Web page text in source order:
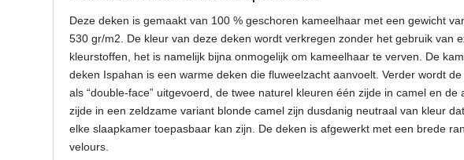
Deze deken is gemaakt van 100 % geschoren kameelhaar met een gewicht
530 gr/m2. De kleur van deze deken wordt verkregen zonder het gebruik van
kleurstoffen, het is namelijk bijna onmogelijk om kameelhaar te verven. De
deken Ispahan is een warme deken die fluweelzacht aanvoelt. Verder wordt de
als “double-face” uitgevoerd, de twee naturel kleuren één zijde in camel en de
zijde in een zeldzame variant blonde camel zijn dusdanig neutraal van kleur
elke slaapkamer toepasbaar kan zijn. De deken is afgewerkt met een brede
velours.